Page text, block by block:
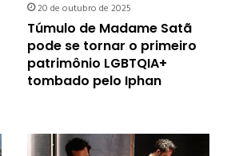
20 de outubro de 2025
Túmulo de Madame Satã
pode se tornar o primeiro
patrimônio LGBTQIA+
tombado pelo Iphan